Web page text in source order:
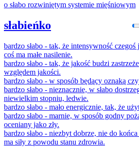
o słabo rozwiniętym systemie mięśniowym
słabieńko
bardzo słabo - tak, że intensywność
coś ma małe nasilenie.
bardzo słabo - tak, że jakość budzi
względem jakości.
bardzo słabo - w sposób będący oznaką
bardzo słabo - nieznacznie, w słabo
niewielkim stopniu, ledwie.
bardzo słabo - mało energicznie, tak, że
bardzo słabo - marnie, w sposób godny
oceniany jako zły.
bardzo słabo - niezbyt dobrze, nie do
ma siły z powodu stanu zdrowia.